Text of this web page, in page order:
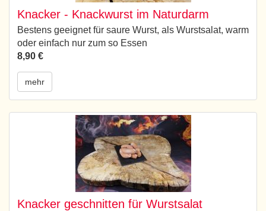
Knacker - Knackwurst im Naturdarm
Bestens geeignet für saure Wurst, als Wurstsalat, warm
oder einfach nur zum so Essen
8,90 €
mehr
Knacker geschnitten für Wurstsalat